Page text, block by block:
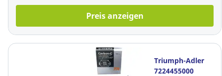
Preis anzeigen
Triumph-Adler
7224455000